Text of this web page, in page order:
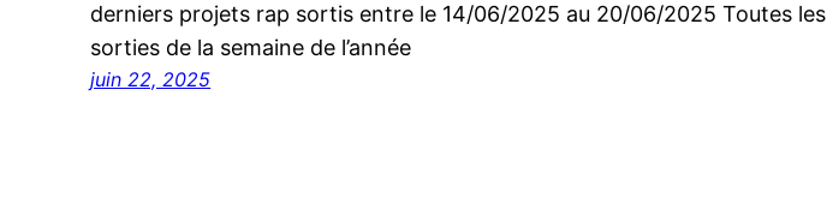
derniers projets rap sortis entre le 14/06/2025 au 20/06/2025 Toutes les
sorties de la semaine de l’année
juin 22, 2025